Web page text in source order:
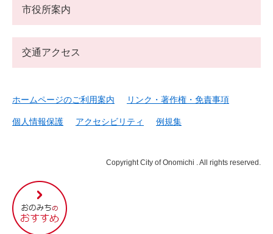
尾
道
市
の
市役所案内
交通アクセス
ホームページのご利用案内 リンク・著作権・免責事項
個人情報保護 アクセシビリティ 例規集
Copyright City of Onomichi . All rights reserved.